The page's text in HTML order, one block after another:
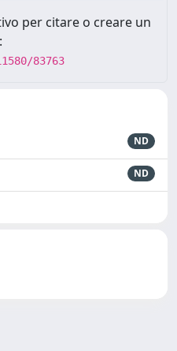
per citare o creare un
83763
ND
ND